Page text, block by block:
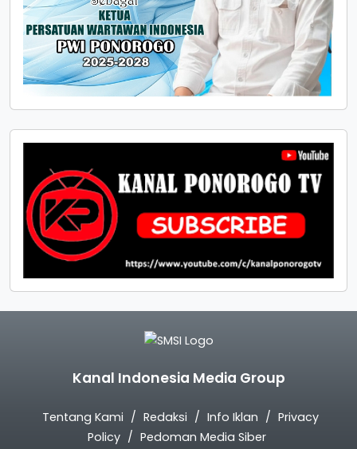
Kanal Indonesia Media Group
Tentang Kami Redaksi Info Iklan
Privacy
Policy
Pedoman Media Siber